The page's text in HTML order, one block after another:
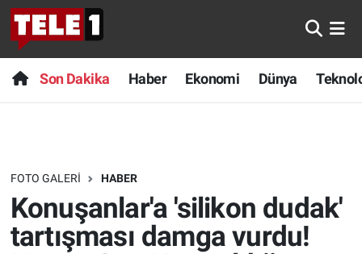
Son Dakika Haber Ekonomi Dünya
FOTO GALERI HABER
Konuşanlar'a 'silikon dudak'
tartışması damga vurdu!
Anında Manşet
Başka Sohbetler
Bilim turu
Bilim ve Teknoloji Evreni
Son Dakika
Haber
Dünya
Teknoloji
Nöbetçi Eczaneler
Hava Durumu
Trafik Durumu
Süper Lig Puan Durumu ve Fikstür